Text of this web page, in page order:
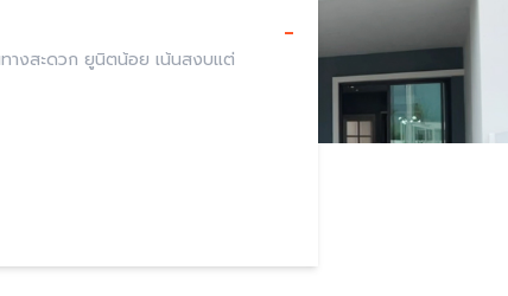
-
างสะดวก ยูนิตน้อย เน้นสงบแต่